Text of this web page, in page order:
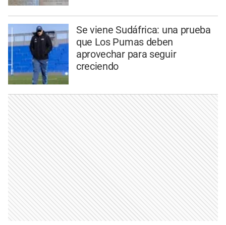
Se viene Sudáfrica: una prueba
que Los Pumas deben
aprovechar para seguir
creciendo